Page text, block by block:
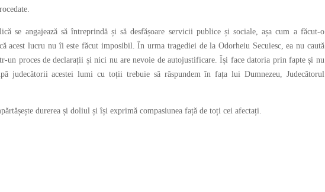
se angajează să întreprindă și să desfășoare servicii publice și sociale, așa cum a făcut-o
acest lucru nu îi este făcut imposibil. În urma tragediei de la Odorheiu Secuiesc, ea nu caută
un proces de declarații și nici nu are nevoie de autojustificare. Își face datoria prin fapte și nu
judecătorii acestei lumi cu toții trebuie să răspundem în fața lui Dumnezeu, Judecătorul
durerea și doliul și își exprimă compasiunea față de toți cei afectați.